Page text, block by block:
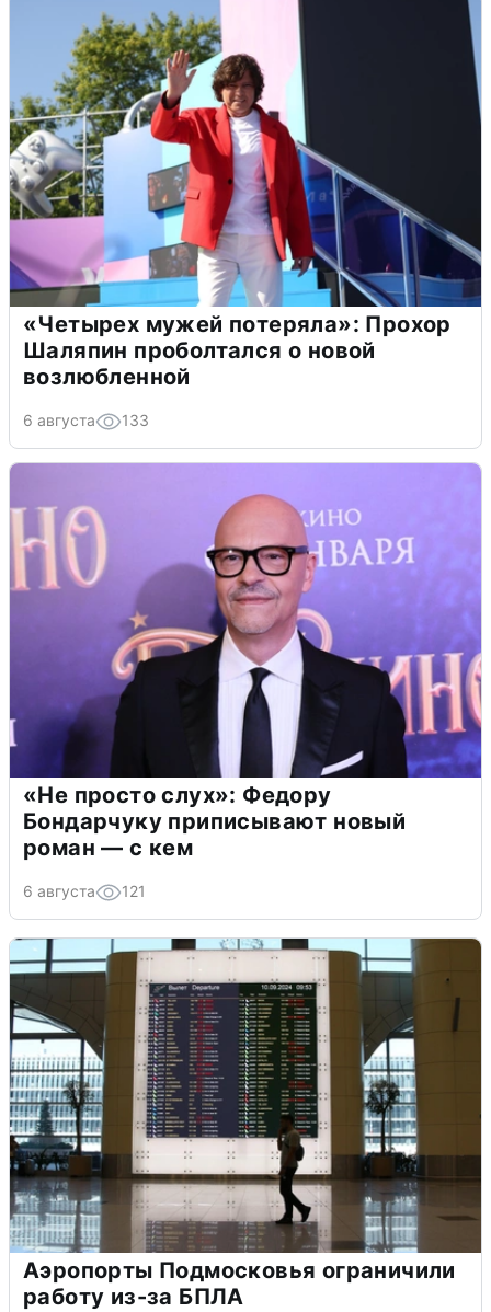
«Четырех мужей потеряла»: Прохор
Шаляпин проболтался о новой
возлюбленной
6 августа 133
«Не просто слух»: Федору
Бондарчуку приписывают новый
роман — с кем
6 августа 121
Аэропорты Подмосковья ограничили
работу из-за БПЛА